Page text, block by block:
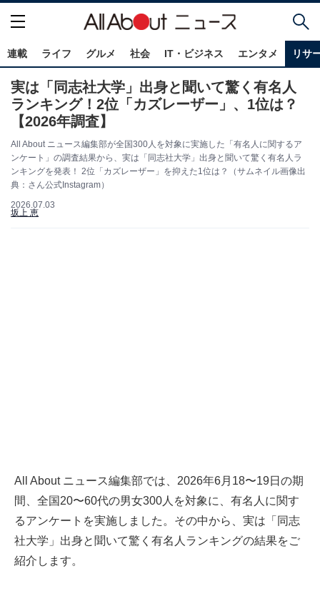
連載 ライフ グルメ 社会 IT・ビジネス エンタメ リサ
実は「同志社大学」出身と聞いて驚く有名人
ランキング！2位「カズレーザー」、1位は？
【2026年調査】
All About ニュース編集部が全国300人を対象に実施した「有名人に関するア
ンケート」の調査結果から、実は「同志社大学」出身と聞いて驚く有名人ラ
ンキングを発表！ 2位「カズレーザー」を抑えた1位は？（サムネイル画像出
典：さん公式Instagram）
2026.07.03
坂上 恵
All About ニュース編集部では、2026年6月18〜19日の期
間、全国20〜60代の男女300人を対象に、有名人に関す
るアンケートを実施しました。その中から、実は「同志
社大学」出身と聞いて驚く有名人ランキングの結果をご
紹介します。